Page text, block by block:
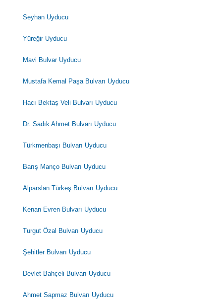
Seyhan Uyducu
Yüreğir Uyducu
Mavi Bulvar Uyducu
Mustafa Kemal Paşa Bulvarı Uyducu
Hacı Bektaş Veli Bulvarı Uyducu
Dr. Sadık Ahmet Bulvarı Uyducu
Türkmenbaşı Bulvarı Uyducu
Barış Manço Bulvarı Uyducu
Alparslan Türkeş Bulvarı Uyducu
Kenan Evren Bulvarı Uyducu
Turgut Özal Bulvarı Uyducu
Şehitler Bulvarı Uyducu
Devlet Bahçeli Bulvarı Uyducu
Ahmet Sapmaz Bulvarı Uyducu